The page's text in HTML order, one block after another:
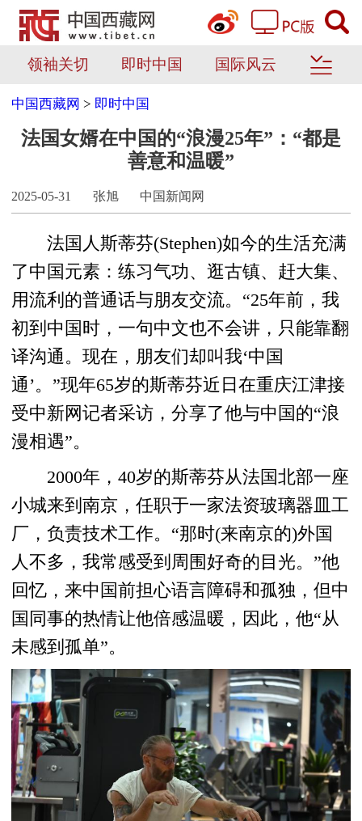
领袖关切 即时中国 国际风云
中国西藏网 > 即时中国
法国女婿在中国的“浪漫25年”：“都是
善意和温暖”
2025-05-31 张旭 中国新闻网
法国人斯蒂芬(Stephen)如今的生活充满
了中国元素：练习气功、逛古镇、赶大集、
用流利的普通话与朋友交流。“25年前，我
初到中国时，一句中文也不会讲，只能靠翻
译沟通。现在，朋友们却叫我‘中国
通’。”现年65岁的斯蒂芬近日在重庆江津接
受中新网记者采访，分享了他与中国的“浪
漫相遇”。
2000年，40岁的斯蒂芬从法国北部一座
小城来到南京，任职于一家法资玻璃器皿工
厂，负责技术工作。“那时(来南京的)外国
人不多，我常感受到周围好奇的目光。”他
回忆，来中国前担心语言障碍和孤独，但中
国同事的热情让他倍感温暖，因此，他“从
未感到孤单”。